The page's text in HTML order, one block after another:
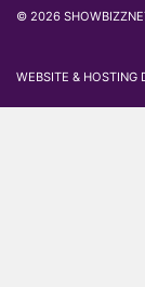
© 2026
WEBSITE & HOSTING